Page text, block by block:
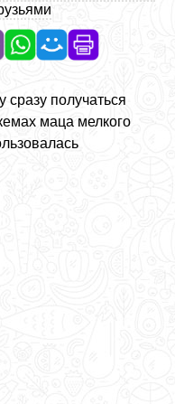
получаться
маца мелкого